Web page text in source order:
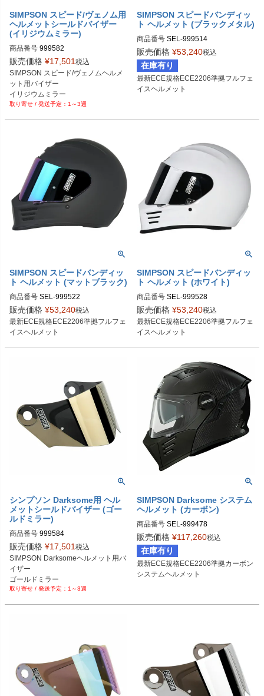
SIMPSON スピード/ヴェノム用
ヘルメットシールドバイザー
(イリジウムミラー)
商品番号 999582
販売価格 ¥17,501 税込
SIMPSON スピード/ヴェノムヘルメ
ット用バイザー
イリジウムミラー
1～3週
SIMPSON スピードバンディッ
ト ヘルメット (ブラックメタル)
商品番号 SEL-999514
販売価格 ¥53,240税込
在庫有り
最新ECE規格ECE2206準拠フルフェ
イスヘルメット
SIMPSON スピードバンディッ
ト ヘルメット (マットブラック)
商品番号 SEL-999522
販売価格 ¥53,240税込
最新ECE規格ECE2206準拠フルフェ
イスヘルメット
SIMPSON スピードバンディッ
ト ヘルメット (ホワイト)
商品番号 SEL-999528
販売価格 ¥53,240税込
最新ECE規格ECE2206準拠フルフェ
イスヘルメット
シンプソン Darksome用 ヘル
メットシールドバイザー (ゴー
ルドミラー)
商品番号 999584
販売価格 ¥17,501 税込
SIMPSON Darksomeヘルメット用バ
イザー
ゴールドミラー
1～3週
SIMPSON Darksome システム
ヘルメット (カーボン)
商品番号 SEL-999478
販売価格 ¥117,260税込
在庫有り
最新ECE規格ECE2206準拠カーボン
システムヘルメット